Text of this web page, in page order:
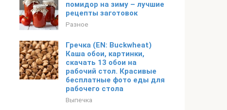
помидор на зиму – лучшие
рецепты заготовок
Разное
Гречка (EN: Buckwheat)
Каша обои, картинки,
скачать 13 обои на
рабочий стол. Красивые
бесплатные фото еды для
рабочего стола
Выпечка